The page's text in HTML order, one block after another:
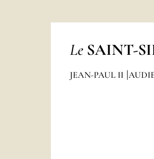
Le SAINT-
JEAN-PAUL II